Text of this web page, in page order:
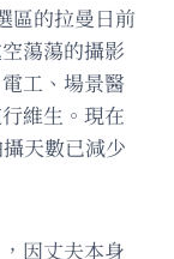
區的拉曼日前
蕩蕩的攝影
工、場景醫
維生。現在
天數已減少
因丈夫本身